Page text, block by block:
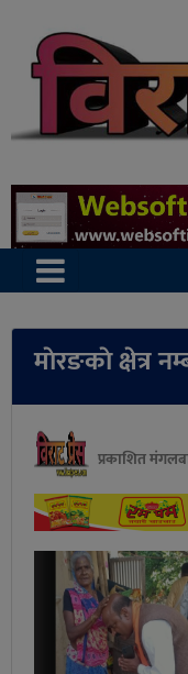
माेरङकाे क्षेत्र
प्रकाशित